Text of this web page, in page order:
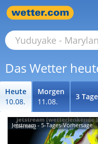
Das Wetter
Heute
10.08.
Morgen
11.08.
3 Tage
Jetstream - 5-Tages-Vorhersage